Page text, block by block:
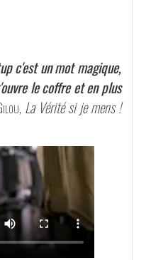
c'est un mot magique,
le coffre et en plus
, La Vérité si je mens !